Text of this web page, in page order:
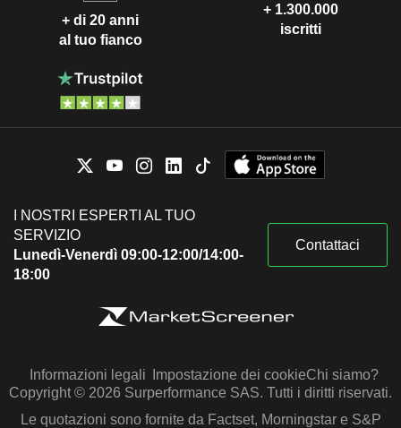
+ di 20 anni
al tuo fianco
+ 1.300.000
iscritti
I NOSTRI ESPERTI AL TUO
SERVIZIO
Lunedì-Venerdì 09:00-12:00/14:00-
18:00
Contattaci
Informazioni legali Impostazione dei cookieChi siamo?
Copyright © 2026 Surperformance SAS. Tutti i diritti riservati.
Le quotazioni sono fornite da Factset, Morningstar e S&P